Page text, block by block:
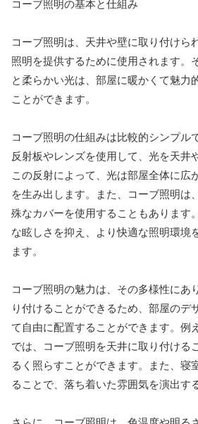
コーブ照明の基本と仕組み
コーブ照明は、天井や壁に取り付けら
照明を提供するために使用されます。
と柔らかい光は、部屋に暖かくて魅力
ことができます。
コーブ照明の仕組みは比較的シンプル
反射板やレンズを使用して、光を天井
この反射によって、光は部屋全体に広
を生み出します。また、コーブ照明は
殊なカバーを使用することもあります
な眩しさを抑え、より快適な照明環境
ます。
コーブ照明の魅力は、その多様性にあ
り付けることができるため、部屋のデ
て自由に配置することができます。例
では、コーブ照明を天井に取り付ける
るく照らすことができます。また、寝
ることで、落ち着いた雰囲気を演出す